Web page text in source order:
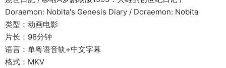
Doraemon: Nobita's Genesis Diary / Doraemon: Nobita
类型：动画电影
片长：98分钟
语言：单粤语音轨+中文字幕
格式：MKV